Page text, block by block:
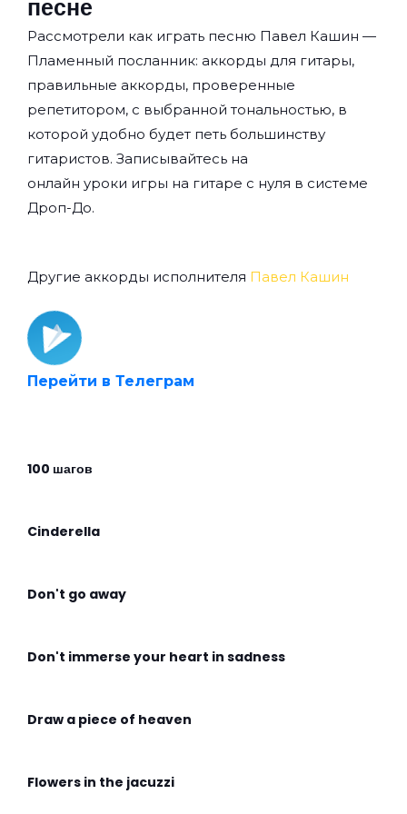
песне
Рассмотрели как играть песню Павел Кашин —
Пламенный посланник: аккорды для гитары,
правильные аккорды, проверенные
репетитором, с выбранной тональностью, в
которой удобно будет петь большинству
гитаристов. Записывайтесь на
онлайн уроки игры на гитаре с нуля в системе
Дроп-До.
Другие аккорды исполнителя Павел Кашин
Перейти в Телеграм
100 шагов
Cinderella
Don't go away
Don't immerse your heart in sadness
Draw a piece of heaven
Flowers in the jacuzzi